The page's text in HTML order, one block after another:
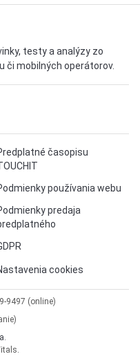
testy a analýzy zo
či mobilných operátorov.
časopisu
používania webu
predaja
cookies
9497 (online)
.